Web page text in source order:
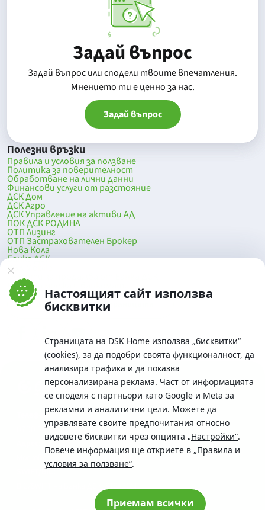
Настоящият сайт използва
бисквитки
Страницата на DSK Home използва „бисквитки“
(cookies), за да подобри своята функционалност, да
анализира трафика и да показва
персонализирана реклама. Част от информацията
се споделя с партньори като Google и Meta за
рекламни и аналитични цели. Можете да
управлявате своите предпочитания относно
видовете бисквитки чрез опцията „Настройки“.
Повече информация ще откриете в „Правила и
условия за ползване“.
Приемам всички
Задай въпрос
Задай въпрос или сподели твоите впечатления.
Mнението ти е ценно за нас.
Задай въпрос
Полезни връзки
Правила и условия за ползване
Политика за поверителност
Обработване на лични данни
Финансови услуги от разстояние
ДСК Дом
ДСК Агро
ДСК Управление на активи АД
ПОК ДСК РОДИНА
ОТП Лизинг
ОТП Застрахователен Брокер
Нова Кола
Банка ДСК
DSK Mobile
Оферти за продажба от Банка ДСК
Клонова мрежа и банкомати
До началото на страницата
Телефон:
0700 10 375 / *2375
Московска No.19 / ул. Г. Бенковски No. 5, София 1036
SWIFT/BIC:
BIC/SWIFT на Банка ДСК: STSABGSF